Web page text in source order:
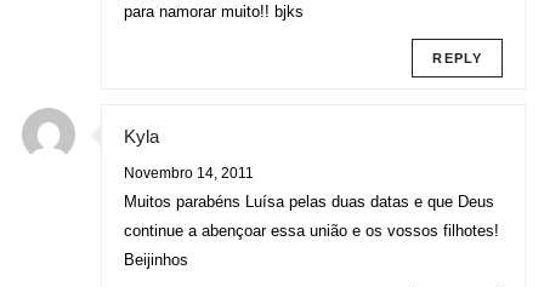
para namorar muito!! bjks
REPLY
Kyla
Novembro 14, 2011
Muitos parabéns Luísa pelas duas datas e que Deus
continue a abençoar essa união e os vossos filhotes!
Beijinhos